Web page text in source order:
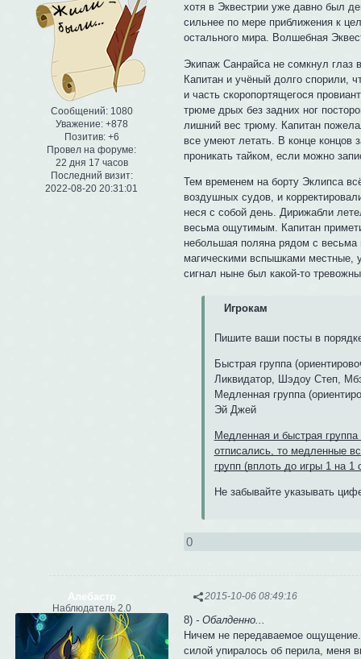
Сообщений: 1080
Уважение: +878
Позитив: +6
Провел на форуме:
22 дня 17 часов
Последний визит:
2022-08-20 20:31:01
хотя в Эквестрии уже давно был
сильнее по мере приближения к
остального мира. Волшебная
Экипаж Санрайса не сомкнул глаз
Капитан и учёный долго спорили,
и часть скоропортящегося
трюме дрых без задних ног
лишний вес трюму. Капитан
все умеют летать. В конце концов
проникать тайком, если можно
Тем временем на борту Эклипса
воздушных судов, и
неся с собой день. Дирижабли
весьма ощутимым. Капитан
небольшая поляна рядом с
магическими вспышками местные,
сигнал ныне был какой-то
Игрокам
Пишите ваши посты в
Быстрая группа
Ликвидатор, Шэдоу Степ,
Медленная группа
Эй Джей
Медленная и быстрая
отписались, то медленные
групп (вплоть до игры 1 на
Не забывайте указывать
0
2015-10-06 08:49:16
Алебастр
Наблюдатель 2.0
8)- Обалденно...
Ничем не передаваемое
силой упиралось об перила, меня